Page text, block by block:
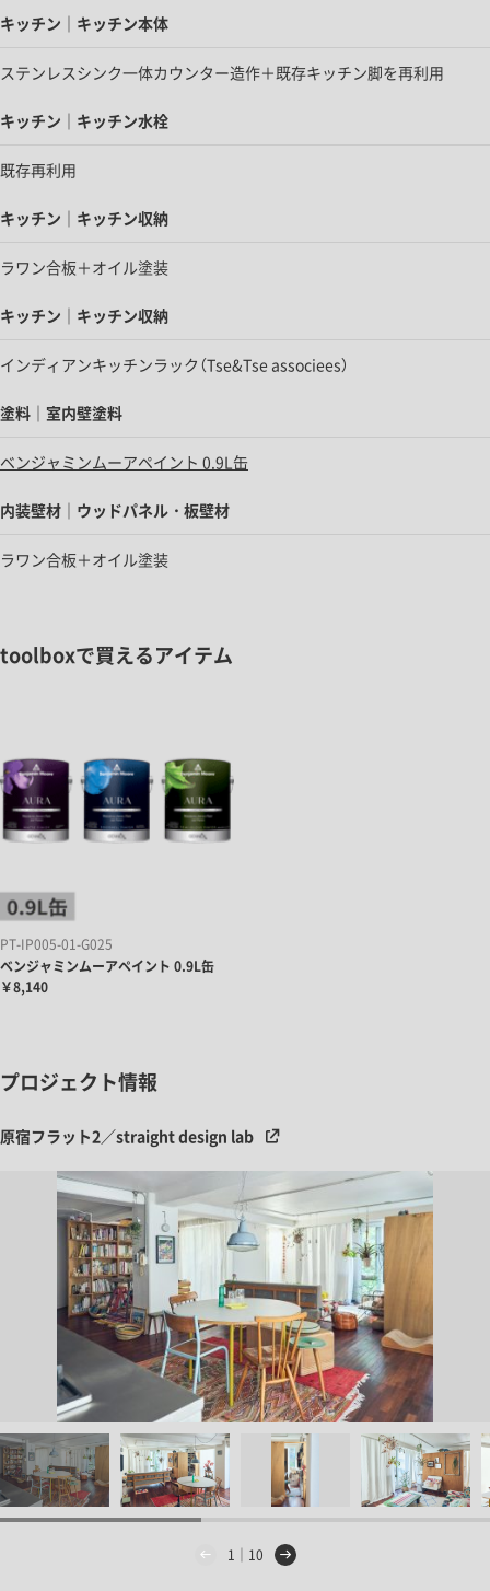
キッチン｜キッチン本体
ステンレスシンク一体カウンター造作＋既存キッチン脚を再利用
キッチン｜キッチン水栓
既存再利用
キッチン｜キッチン収納
ラワン合板＋オイル塗装
キッチン｜キッチン収納
インディアンキッチンラック（Tse&Tse associees）
塗料｜室内壁塗料
ベンジャミンムーアペイント 0.9L缶
内装壁材｜ウッドパネル・板壁材
ラワン合板＋オイル塗装
toolboxで買えるアイテム
PT-IP005-01-G025
ベンジャミンムーアペイント 0.9L缶
￥8,140
プロジェクト情報
原宿フラット2／straight design lab
1｜10